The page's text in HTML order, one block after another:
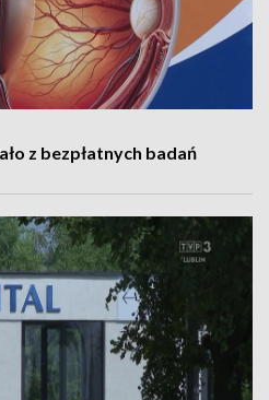
z bezpłatnych badań